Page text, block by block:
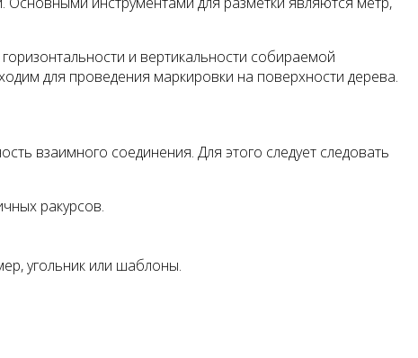
и вертикальности собираемой
для проведения маркировки на поверхности дерева.
взаимного соединения. Для этого следует следовать
ракурсов.
угольник или шаблоны.